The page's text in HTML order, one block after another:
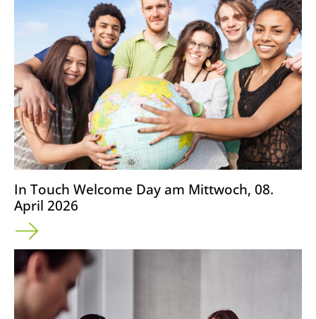
In Touch Welcome Day am Mittwoch, 08.
April 2026